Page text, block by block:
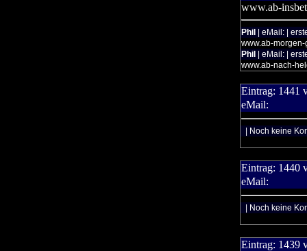
www.ab-
Phil
| eMail: |
www.ab-
Phil
| eMail: |
www.ab-nach-
Eintrag: 1441
eMail:
| Noch keine
Eintrag: 1440
eMail:
| Noch keine
Eintrag: 1439